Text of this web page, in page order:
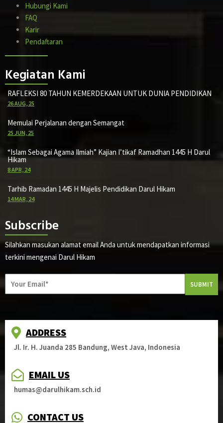
Hubungi Kami
FAQ
Karir
Pendaftaran
Kegiatan Kami
RAFLEKSI 80 TAHUN KEMERDEKAAN UNTUK DUNIA PENDIDIKAN
26AUG, 25
Memulai Perjalanan dengan Semangat
25 JUN, 25
“Islam Sebagai Agama Ilmiah” Kajian I’tikaf Ramadhan 1445 H Darul
Hikam
8APR, 24
Tarhib Ramadan 1445 H Majelis Pendidikan Darul Hikam
14MAR, 24
Subscribe
Silahkan masukan alamat email Anda untuk mendapatkan informasi
terkini mengenai Darul Hikam
SUBMIT
ADDRESS
Jl. Ir. H. Juanda 285 Bandung, West Java, Indonesia
EMAIL US
humas@darulhikam.sch.id
CONTACT US